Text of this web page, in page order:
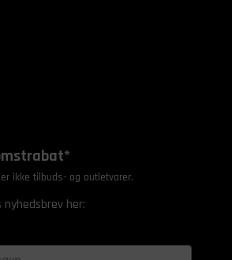
ikke tilbuds- og outletvarer.
nyhedsbrev her: